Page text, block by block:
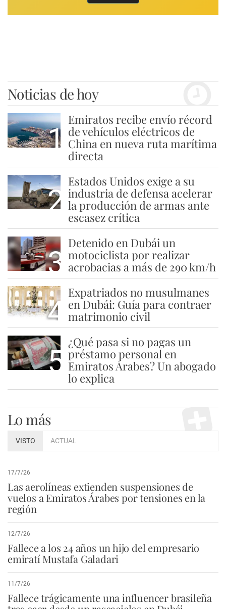
Noticias de hoy
1
Emiratos recibe envío récord
de vehículos eléctricos de
China en nueva ruta marítima
directa
2
Estados Unidos exige a su
industria de defensa acelerar
la producción de armas ante
escasez crítica
3
Detenido en Dubái un
motociclista por realizar
acrobacias a más de 290 km/h
4
Expatriados no musulmanes
en Dubái: Guía para contraer
matrimonio civil
5
¿Qué pasa si no pagas un
préstamo personal en
Emiratos Árabes? Un abogado
lo explica
Lo más
VISTO ACTUAL
17/7/26
Las aerolíneas extienden suspensiones de
vuelos a Emiratos Árabes por tensiones en la
región
12/7/26
Fallece a los 24 años un hijo del empresario
emiratí Mustafa Galadari
11/7/26
Fallece trágicamente una influencer brasileña